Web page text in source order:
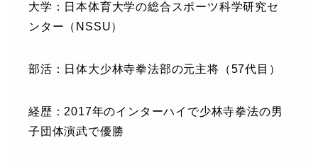
大学：日本体育大学の総合スポーツ科学研究セ
ンター（NSSU）
部活：日体大少林寺拳法部の元主将（57代目）
経歴：2017年のインターハイで少林寺拳法の男
子団体演武で優勝